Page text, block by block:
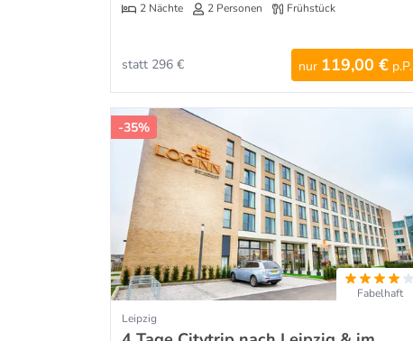
2 Nächte 2 Personen Frühstück
nur 119,00 € p.P.
statt 296 €
-35%
Fabelhaft
Leipzig